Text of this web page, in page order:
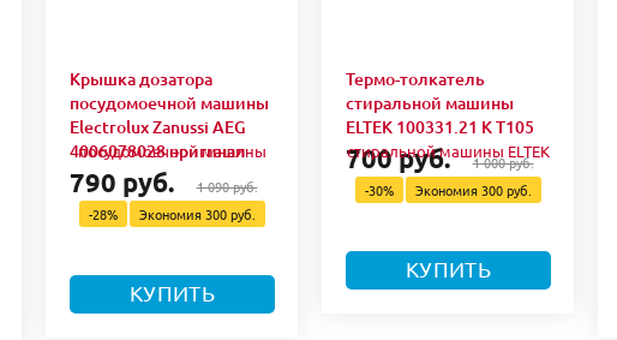
Крышка дозатора
посудомоечной машины
Electrolux Zanussi AEG
4006078028 оригинал
790 руб.
1 090 руб.
-28%
Экономия 300 руб.
КУПИТЬ
Термо-толкатель
стиральной машины
ELTEK 100331.21 K T105
700 руб.
1 000 руб.
-30%
Экономия 300 руб.
КУПИТЬ